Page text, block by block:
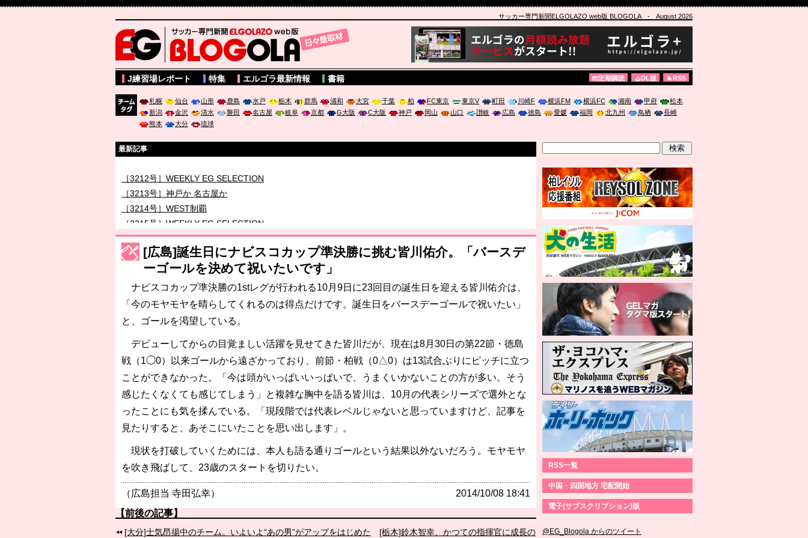
サッカー専門新聞ELGOLAZO web版 BLOGOLA- August 2026
サッカー専門新聞ELGOLAZO web版 BLOGOLA
J練習場レポート 特集 エルゴラ最新情報 書籍 定期購読 DL版 RSS
札幌 仙台 山形 鹿島 水戸 栃木 群馬 浦和 大宮 千葉 柏 FC東京 東京V 町田 川崎F 横浜FM 横浜FC 湘南 甲府
松本
新潟
金沢 清水 磐田 名古屋 岐阜 京都 G大阪 C大阪 神戸 岡山 山口 讃岐 広島 徳島 愛媛 福岡 北九州 鳥栖
長崎
熊本
大分 琉球
最新記事
［3212号］WEEKLY EG SELECTION
［3213号］神戸か 名古屋か
［3214号］WEST制覇
［3215号］WEEKLY EG SELECTION
［3216号］行く末占うラストワン
［3217号］最高の景色へ出国
［3218号］WEEKLY EG SELECTION
［3219号］特別な覇者へ 大逆転か連破か
［3220号］伝説の王者、黄金のシャーレ
[広島]誕生日にナビスコカップ準決勝に挑む皆川佑介。「バースデ
ーゴールを決めて祝いたいです」
ナビスコカップ準決勝の1stレグが行われる10月9日に23回目の誕生日を迎える皆川佑介は、
「今のモヤモヤを晴らしてくれるのは得点だけです。誕生日をバースデーゴールで祝いたい」
と、ゴールを渇望している。
デビューしてからの目覚ましい活躍を見せてきた皆川だが、現在は8月30日の第22節・徳島
戦（1◯0）以来ゴールから遠ざかっており、前節・柏戦（0△0）は13試合ぶりにピッチに立つ
ことができなかった。「今は頭がいっぱいいっぱいで、うまくいかないことの方が多い。そう
感じたくなくても感じてしまう」と複雑な胸中を語る皆川は、10月の代表シリーズで選外とな
ったことにも気を揉んでいる。「現段階では代表レベルじゃないと思っていますけど、記事を
見たりすると、あそこにいたことを思い出します」。
現状を打破していくためには、本人も語る通りゴールという結果以外ないだろう。モヤモヤ
を吹き飛ばして、23歳のスタートを切りたい。
（広島担当 寺田弘幸） 2014/10/08 18:41
【前後の記事】
[大分]士気昂揚中のチーム。いよいよ“あの男”がアップをはじめた [栃木]鈴木智幸、かつての指揮官に成長の
RSS一覧
中国・四国地方 宅配開始
電子(サブスクリプション)版
@EG_Blogola からのツイート